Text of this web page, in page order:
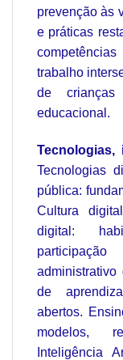
prevenção às
e práticas
trabalho
de
educacional.
Tecnologias,
Tecnologias
pública:
Cultura
digital:
administrativo
de
abertos.
modelos,
Inteligência